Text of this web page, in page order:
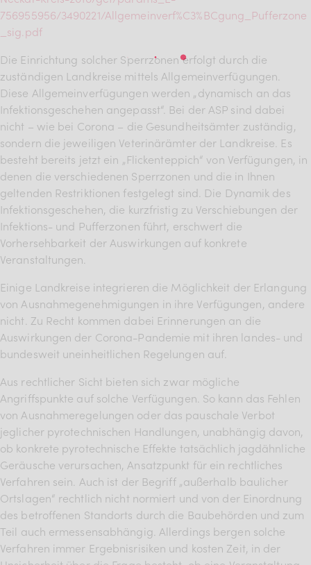
756955956/3490221/Allgemeinverf%C3%BCgung_Pufferzone
_sig.pdf
Die Einrichtung solcher Sperrzonen erfolgt durch die
zuständigen Landkreise mittels Allgemeinverfügungen.
Diese Allgemeinverfügungen werden „dynamisch an das
Infektionsgeschehen angepasst“. Bei der ASP sind dabei
nicht – wie bei Corona – die Gesundheitsämter zuständig,
sondern die jeweiligen Veterinärämter der Landkreise. Es
besteht bereits jetzt ein „Flickenteppich“ von Verfügungen, in
denen die verschiedenen Sperrzonen und die in Ihnen
geltenden Restriktionen festgelegt sind. Die Dynamik des
Infektionsgeschehen, die kurzfristig zu Verschiebungen der
Infektions- und Pufferzonen führt, erschwert die
Vorhersehbarkeit der Auswirkungen auf konkrete
Veranstaltungen.
Einige Landkreise integrieren die Möglichkeit der Erlangung
von Ausnahmegenehmigungen in ihre Verfügungen, andere
nicht. Zu Recht kommen dabei Erinnerungen an die
Auswirkungen der Corona-Pandemie mit ihren landes- und
bundesweit uneinheitlichen Regelungen auf.
Aus rechtlicher Sicht bieten sich zwar mögliche
Angriffspunkte auf solche Verfügungen. So kann das Fehlen
von Ausnahmeregelungen oder das pauschale Verbot
jeglicher pyrotechnischen Handlungen, unabhängig davon,
ob konkrete pyrotechnische Effekte tatsächlich jagdähnliche
Geräusche verursachen, Ansatzpunkt für ein rechtliches
Verfahren sein. Auch ist der Begriff „außerhalb baulicher
Ortslagen“ rechtlich nicht normiert und von der Einordnung
des betroffenen Standorts durch die Baubehörden und zum
Teil auch ermessensabhängig. Allerdings bergen solche
Verfahren immer Ergebnisrisiken und kosten Zeit, in der